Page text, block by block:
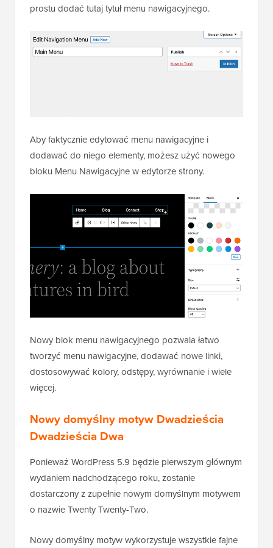
prostu dodać tutaj tytuł menu nawigacyjnego.
Aby faktycznie edytować menu nawigacyjne i
dodawać do niego elementy, możesz użyć nowego
bloku Menu Nawigacyjne w edytorze strony.
Nowy blok menu nawigacyjnego pozwala łatwo
tworzyć menu nawigacyjne, dodawać nowe linki,
dostosowywać kolory, odstępy, wyrównanie i wiele
więcej.
Nowy domyślny motyw Dwadzieścia
Dwadzieścia Dwa
Ponieważ WordPress 5.9 będzie pierwszym głównym
wydaniem nadchodzącego roku, zostanie
dostarczony z zupełnie nowym domyślnym motywem
o nazwie Twenty Twenty-Two.
Nowy domyślny motyw wykorzystuje wszystkie fajne